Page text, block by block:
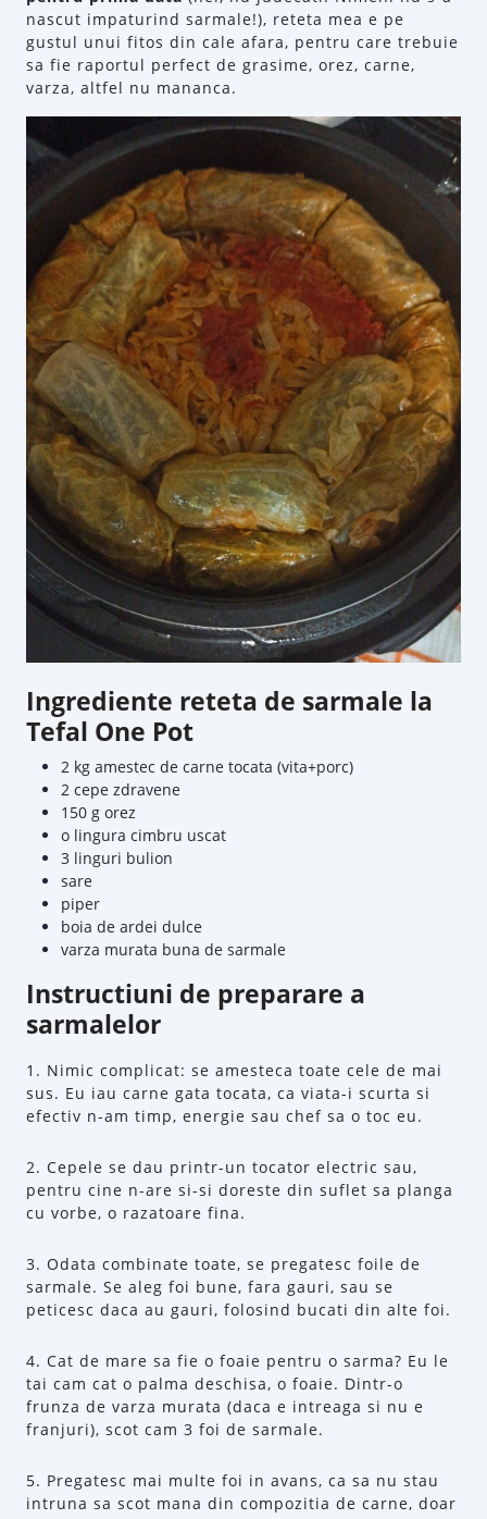
nascut impaturind sarmale!), reteta mea e pe
gustul unui fitos din cale afara, pentru care trebuie
sa fie raportul perfect de grasime, orez, carne,
varza, altfel nu mananca.
Ingrediente reteta de sarmale la
Tefal One Pot
2 kg amestec de carne tocata (vita+porc)
2 cepe zdravene
150 g orez
o lingura cimbru uscat
3 linguri bulion
sare
piper
boia de ardei dulce
varza murata buna de sarmale
Instructiuni de preparare a
sarmalelor
1. Nimic complicat: se amesteca toate cele de mai
sus. Eu iau carne gata tocata, ca viata-i scurta si
efectiv n-am timp, energie sau chef sa o toc eu.
2. Cepele se dau printr-un tocator electric sau,
pentru cine n-are si-si doreste din suflet sa planga
cu vorbe, o razatoare fina.
3. Odata combinate toate, se pregatesc foile de
sarmale. Se aleg foi bune, fara gauri, sau se
peticesc daca au gauri, folosind bucati din alte foi.
4. Cat de mare sa fie o foaie pentru o sarma? Eu le
tai cam cat o palma deschisa, o foaie. Dintr-o
frunza de varza murata (daca e intreaga si nu e
franjuri), scot cam 3 foi de sarmale.
5. Pregatesc mai multe foi in avans, ca sa nu stau
intruna sa scot mana din compozitia de carne, doar